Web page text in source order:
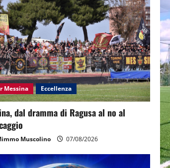
Messina Eccellenza
dal dramma di Ragusa al no al
Muscolino 07/08/2026